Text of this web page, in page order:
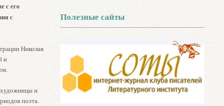
с его
с
Николая
и
художницы и
поэта.
Полезные сайты